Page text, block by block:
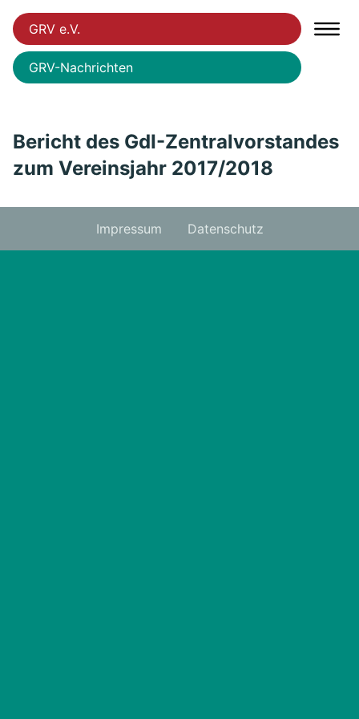
GRV e.V.
GRV-Nachrichten
Bericht des GdI-Zentralvorstandes
zum Vereinsjahr 2017/2018
Impressum Datenschutz